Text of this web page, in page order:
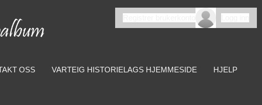
OSS VARTEIG HISTORIELAGS HJEMMESIDE HJELP